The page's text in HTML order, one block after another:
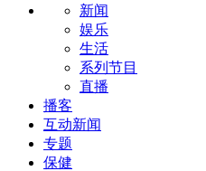
新闻
娱乐
生活
系列节目
直播
播客
互动新闻
专题
保健